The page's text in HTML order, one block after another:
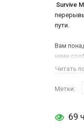
Survive
пути.
Вам
ними
или ваш
Читать
Метки:
69